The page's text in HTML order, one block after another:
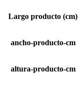
Largo producto (cm)
ancho-producto-cm
altura-producto-cm